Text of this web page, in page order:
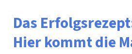
Das
Hier kommt die